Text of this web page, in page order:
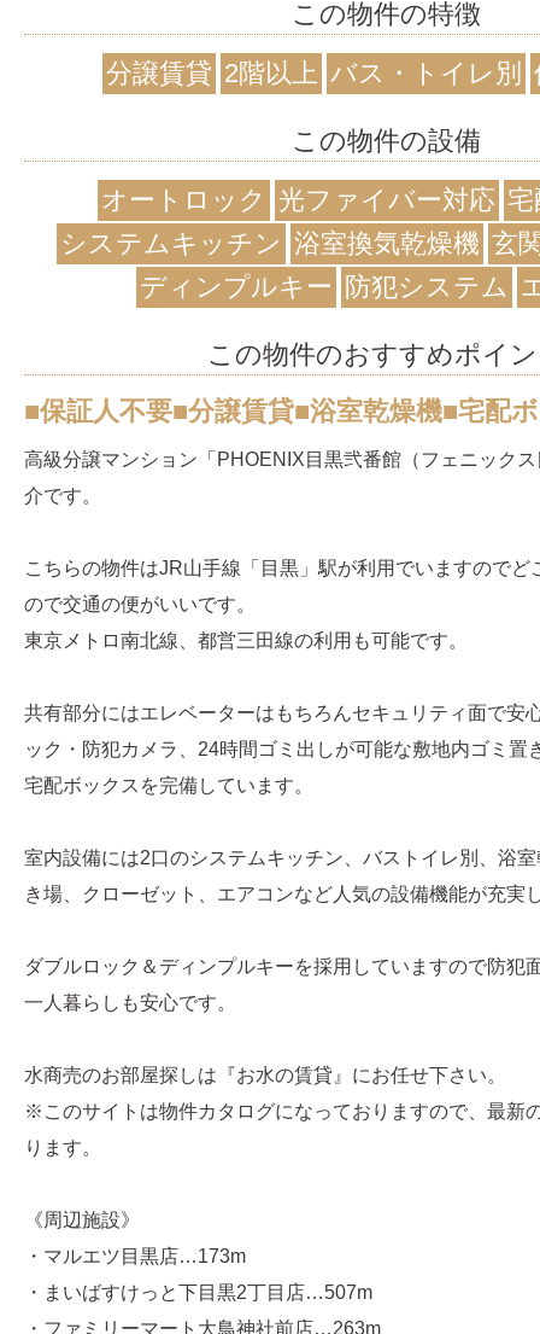
この物件の特徴
分譲賃貸 2階以上 バス・トイレ別
この物件の設備
オートロック
光ファイバー対応
システムキッチン 浴室換気乾燥機 玄
ディンプルキー 防犯システム
この物件のおすすめポイ
■保証人不要■分譲賃貸■浴室乾燥機■宅配
高級分譲マンション「PHOENIX目黒弐番館（フェニック
介です。
こちらの物件はJR山手線「目黒」駅が利用でいますのでど
ので交通の便がいいです。
東京メトロ南北線、都営三田線の利用も可能です。
共有部分にはエレベーターはもちろんセキュリティ面で安
ック・防犯カメラ、24時間ゴミ出しが可能な敷地内ゴミ置
宅配ボックスを完備しています。
室内設備には2口のシステムキッチン、バストイレ別、浴
き場、クローゼット、エアコンなど人気の設備機能が充実
ダブルロック＆ディンプルキーを採用していますので防犯
一人暮らしも安心です。
水商売のお部屋探しは『お水の賃貸』にお任せ下さい。
※このサイトは物件カタログになっておりますので、最新
ります。
《周辺施設》
・マルエツ目黒店…173m
・まいばすけっと下目黒2丁目店…507m
・ファミリーマート大鳥神社前店…263m